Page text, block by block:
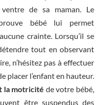
de sa maman. Le
bébé lui permet
crainte. Lorsqu’il se
tout en observant
n’hésitez pas à effectuer
placer l’enfant en hauteur.
la motricité de votre bébé,
être suspendus des